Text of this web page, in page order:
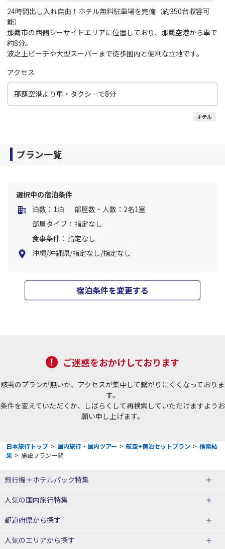
24時間出し入れ自由！ホテル無料駐車場を完備（約350台収容可
能）
那覇市の西側シーサイドエリアに位置しており、那覇空港から車で
約8分。
波之上ビーチや大型スーパーまで徒歩圏内と便利な立地です。
アクセス
那覇空港より車・タクシーで8分
ホテル
プラン一覧
選択中の宿泊条件
泊数：1泊
部屋数・人数：2名1室
部屋タイプ：指定なし
食事条件：指定なし
沖縄/沖縄県/指定なし/指定なし
宿泊条件を変更する
ご迷惑をおかけしております
該当のプランが無いか、アクセスが集中して繋がりにくくなっておりま
す。
条件を変えていただくか、しばらくして再検索していただけますようお
願い申し上げます。
日本旅行トップ > 国内旅行・国内ツアー > 航空+宿泊セットプラン > 検索結
果 > 施設プラン一覧
飛行機＋ホテルパック特集
赤い風船ダイナミックパッケージ
ＪＡＬで行く飛行機+ホテルパック
人気の国内旅行特集
東京ディズニーリゾート®への旅
ユニバーサル・スタジオ・ジャパ
都道府県から探す
人気のエリアから探す